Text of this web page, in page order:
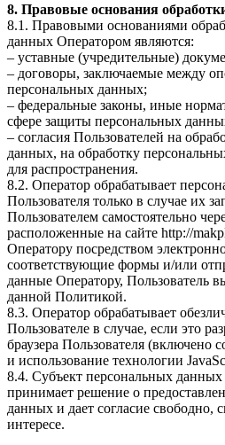
8. Правовые основания
8.1. Правовыми основаниями
данных Оператором являются:
– уставные (учредительные)
– договоры, заключаемые между
персональных данных;
– федеральные законы, иные
сфере защиты персональных
– согласия Пользователей на
данных, на обработку
для распространения.
8.2. Оператор обрабатывает
Пользователя только в случае их
Пользователем самостоятельно
расположенные на сайте http://
Оператору посредством
соответствующие формы и/или
данные Оператору, Пользователь
данной Политикой.
8.3. Оператор обрабатывает
Пользователе в случае, если это
браузера Пользователя (включено
и использование технологии
8.4. Субъект персональных данных
принимает решение о
данных и дает согласие свободно,
интересе.